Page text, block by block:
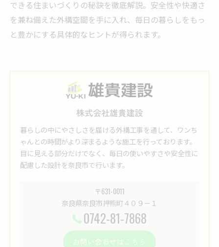
できる住まいづくりの秘訣を徹底解説。安全性や快適さ
を兼ね備えた外構空間を手に入れ、毎日の暮らしをもっ
と豊かにする具体的なヒントが得られます。
株式会社雄貴建設
暮らしの中にやさしさを届ける外構工事を通して、ワンち
ゃんとの時間がより深まるような施工を行っております。
目に見える部分だけでなく、毎日の使いやすさや安全性に
配慮した設計を奈良市で行います。
〒631-0011
奈良県奈良市押熊町４０９－１
0742-81-7868
お問い合わせはこちら